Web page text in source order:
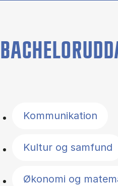
Kommunikation
Kultur og samfund
Økonomi og